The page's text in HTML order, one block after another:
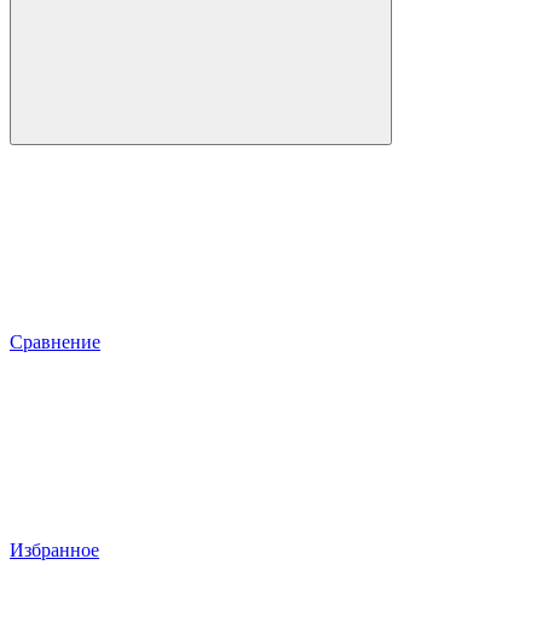
Сравнение
Избранное